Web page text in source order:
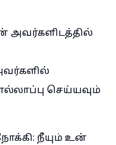
அவர்களிடத்தில்
செய்யவும்
நீயும் உன்